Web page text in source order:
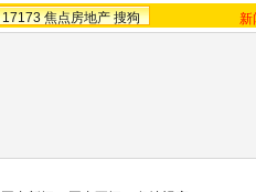
17173 焦点房地产 搜狗 新